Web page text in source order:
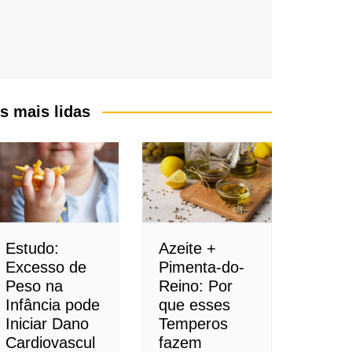
mais lidas
Estudo:
Excesso de
Peso na
Infância pode
Iniciar Dano
Cardiovascul
Azeite +
Pimenta-do-
Reino: Por
que esses
Temperos
fazem